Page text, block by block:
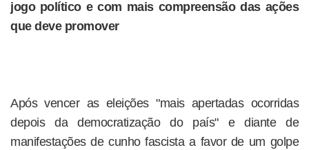
jogo político e com mais compreensão das ações
que deve promover
Após vencer as eleições "mais apertadas ocorridas
depois da democratização do país" e diante de
manifestações de cunho fascista a favor de um golpe